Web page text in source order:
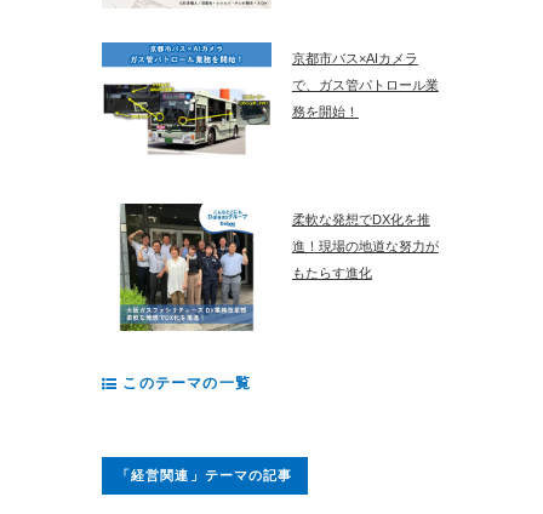
京都市バス×AIカメラ
で、ガス管パトロール業
務を開始！
柔軟な発想でDX化を推
進！現場の地道な努力が
もたらす進化
このテーマの一覧
「経営関連」テーマの記事